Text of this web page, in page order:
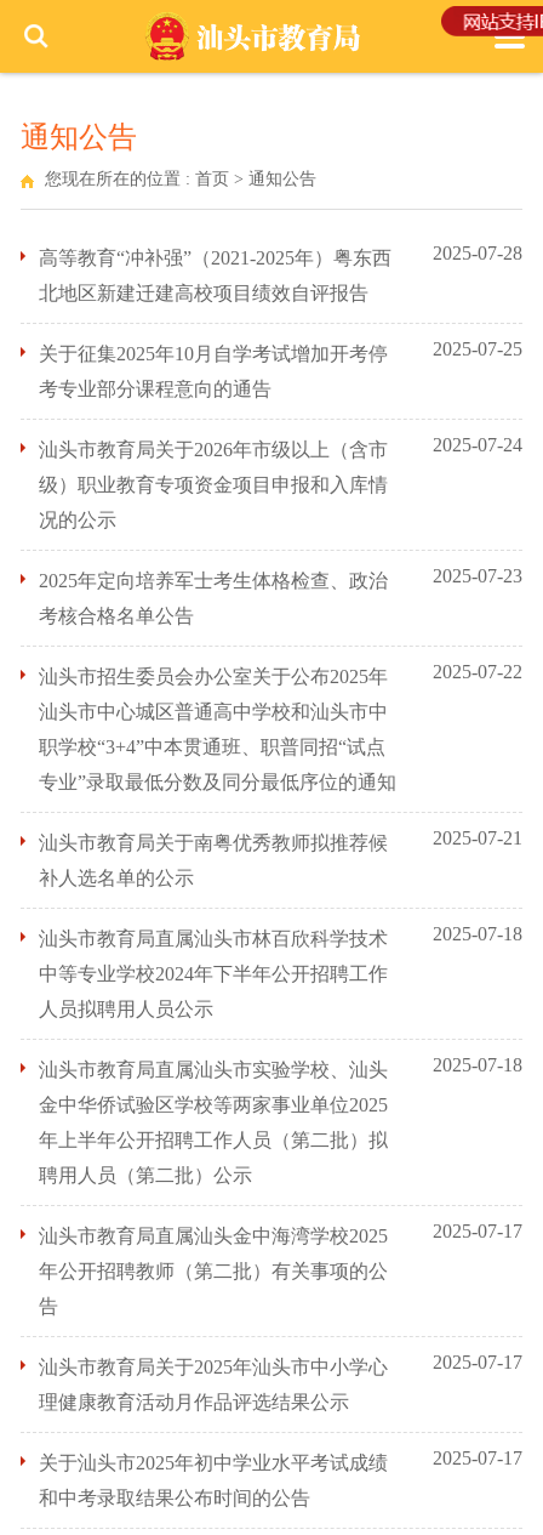
通知公告
您现在所在的位置 : 首页 > 通知公告
高等教育“冲补强”（2021-2025年）粤东西
北地区新建迁建高校项目绩效自评报告
2025-07-28
关于征集2025年10月自学考试增加开考停
考专业部分课程意向的通告
2025-07-25
汕头市教育局关于2026年市级以上（含市
级）职业教育专项资金项目申报和入库情
况的公示
2025-07-24
2025年定向培养军士考生体格检查、政治
考核合格名单公告
2025-07-23
汕头市招生委员会办公室关于公布2025年
汕头市中心城区普通高中学校和汕头市中
职学校“3+4”中本贯通班、职普同招“试点
专业”录取最低分数及同分最低序位的通知
2025-07-22
汕头市教育局关于南粤优秀教师拟推荐候
补人选名单的公示
2025-07-21
汕头市教育局直属汕头市林百欣科学技术
中等专业学校2024年下半年公开招聘工作
人员拟聘用人员公示
2025-07-18
汕头市教育局直属汕头市实验学校、汕头
金中华侨试验区学校等两家事业单位2025
年上半年公开招聘工作人员（第二批）拟
聘用人员（第二批）公示
2025-07-18
汕头市教育局直属汕头金中海湾学校2025
年公开招聘教师（第二批）有关事项的公
告
2025-07-17
汕头市教育局关于2025年汕头市中小学心
理健康教育活动月作品评选结果公示
2025-07-17
关于汕头市2025年初中学业水平考试成绩
和中考录取结果公布时间的公告
2025-07-17